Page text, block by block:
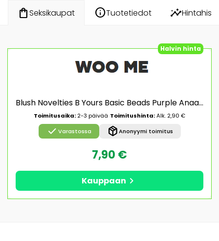
shopping_bagSeksikaupat infoTuotetiedot insights
Halvin hinta
Blush Novelties B Yours Basic Beads Purple Anaali helmet
Toimitusaika: 2-3 päivää Toimitushinta:Alk. 2,90 €
check Varastossa package_2Anonyymi toimitus
7,90 €
Kauppaan chevron_right